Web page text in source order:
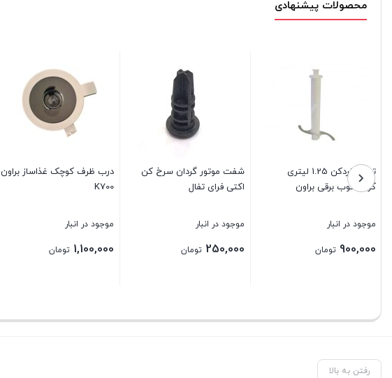
محصولات پیشنهادی
تیغه خردکن 1.25 لیتری
گوشتکوب برقی براون
موجود در انبار
900,000 تومان
شفت موتور گردان سرخ کن
اکتی فرای تفال
موجود در انبار
250,000 تومان
درب ظرف کوچک غذاساز براون
K700
موجود در انبار
1,100,000 تومان
رفتن به بالا